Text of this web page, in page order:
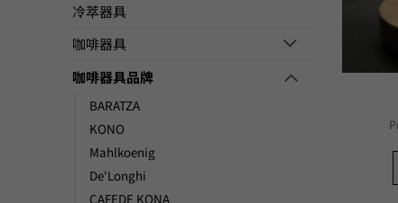
冷萃器具
咖啡器具
咖啡器具品牌
BARATZA
KONO
Mahlkoenig
De'Longhi
CAFEDE KONA